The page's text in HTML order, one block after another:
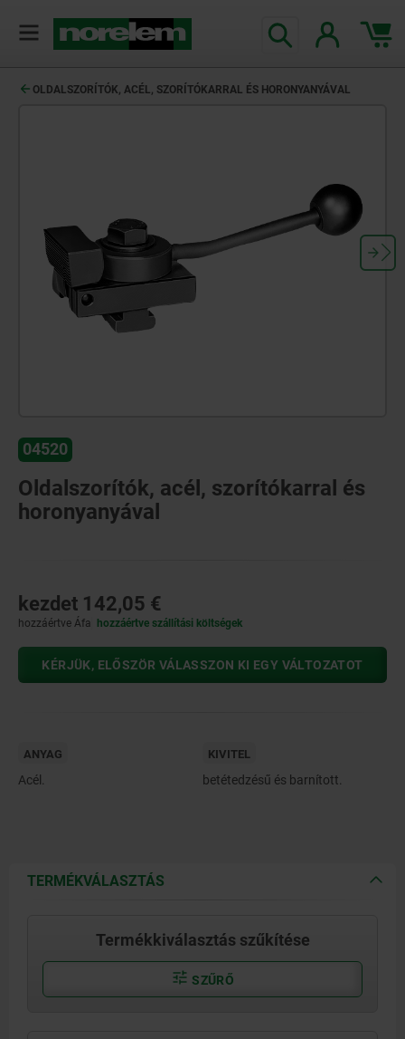
OLDALSZORÍTÓK, ACÉL, SZORÍTÓKARRAL ÉS HORONYANYÁVAL
04520
Oldalszorítók, acél, szorítókarral és
horonyanyával
kezdet 142,05 €
hozzáértve Áfa hozzáértve szállítási költségek
KÉRJÜK, ELŐSZÖR VÁLASSZON KI EGY VÁLTOZATOT
ANYAG
Acél.
KIVITEL
betétedzésű és barnított.
TERMÉKVÁLASZTÁS
Termékkiválasztás szűkítése
SZŰRŐ